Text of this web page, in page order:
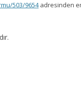
503/9654adresinden